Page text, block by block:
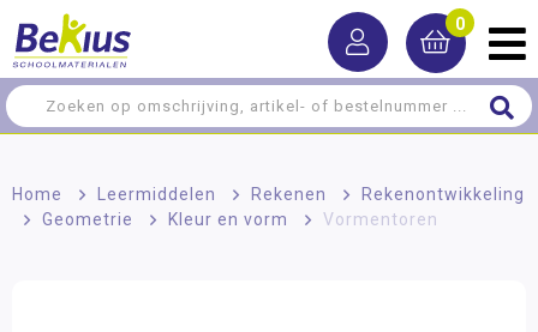
0
Home > Leermiddelen > Rekenen >
Rekenontwikkeling
>
Geometrie > Kleur en vorm > Vormentoren